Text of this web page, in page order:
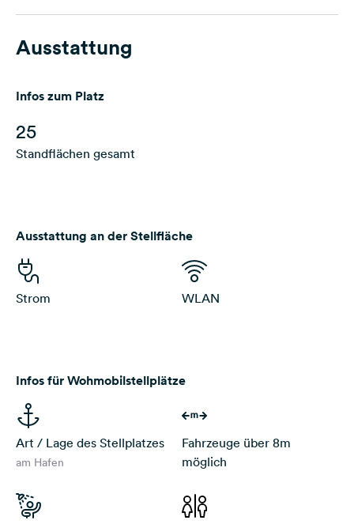
Ausstattung
Infos zum Platz
25
Standflächen gesamt
Ausstattung an der Stellfläche
Strom WLAN
Infos für Wohmobilstellplätze
Art / Lage des Stellplatzes
am Hafen
Fahrzeuge über 8m
möglich